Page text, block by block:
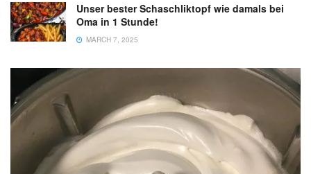
Unser bester Schaschliktopf wie damals bei
Oma in 1 Stunde!
MARCH 7, 2025